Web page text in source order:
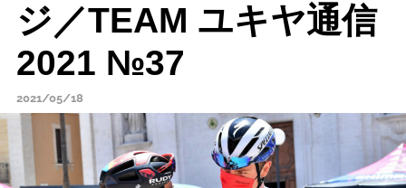
ジ／TEAM ユキヤ通信
2021 №37
2021/05/18